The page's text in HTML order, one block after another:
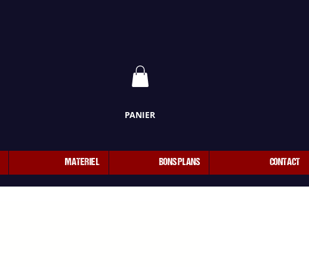
PANIER
MATERIEL BONS PLANS CONTACT